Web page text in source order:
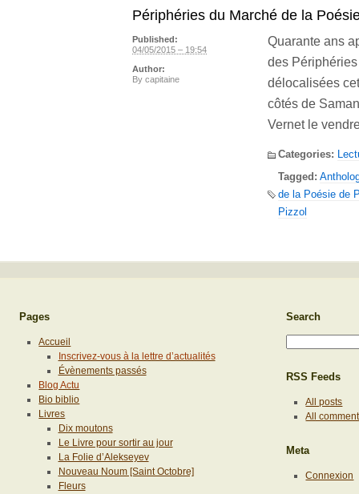
Périphéries du Marché de la
Quarante ans
des
délocalisées
côtés de
Vernet le
Categories:
Tagged:
de la Poésie de
Pizzol
Published:
04/05/2015 – 19:54
Author:
By capitaine
Pages
Accueil
Inscrivez-vous à la lettre d’actualités
Évènements passés
Blog Actu
Bio biblio
Livres
Dix moutons
Le Livre pour sortir au jour
La Folie d’Alekseyev
Nouveau Noum [Saint Octobre]
Fleurs
Search
RSS Feeds
All posts
All
Meta
Connexion